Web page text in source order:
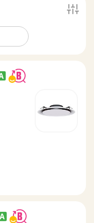
Filtrera